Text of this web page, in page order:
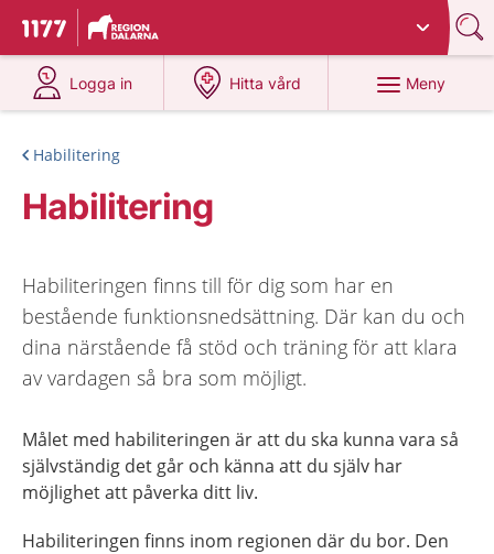
Till startsidan för 1177
Du har valt region
Logga in
på 1177.se
Hitta vård
på 1177.se
Meny
Habilitering
Habilitering
Habiliteringen finns till för dig som har en
bestående funktionsnedsättning. Där kan du och
dina närstående få stöd och träning för att klara
av vardagen så bra som möjligt.
Målet med habiliteringen är att du ska kunna vara så
självständig det går och känna att du själv har
möjlighet att påverka ditt liv.
Habiliteringen finns inom regionen där du bor. Den